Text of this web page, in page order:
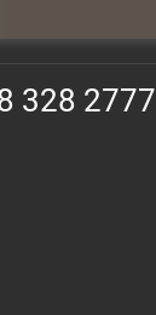
328 2777